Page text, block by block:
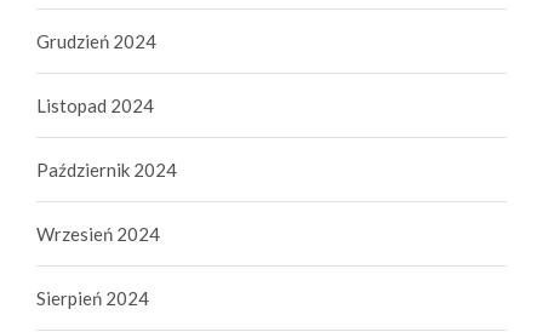
Grudzień 2024
Listopad 2024
Październik 2024
Wrzesień 2024
Sierpień 2024